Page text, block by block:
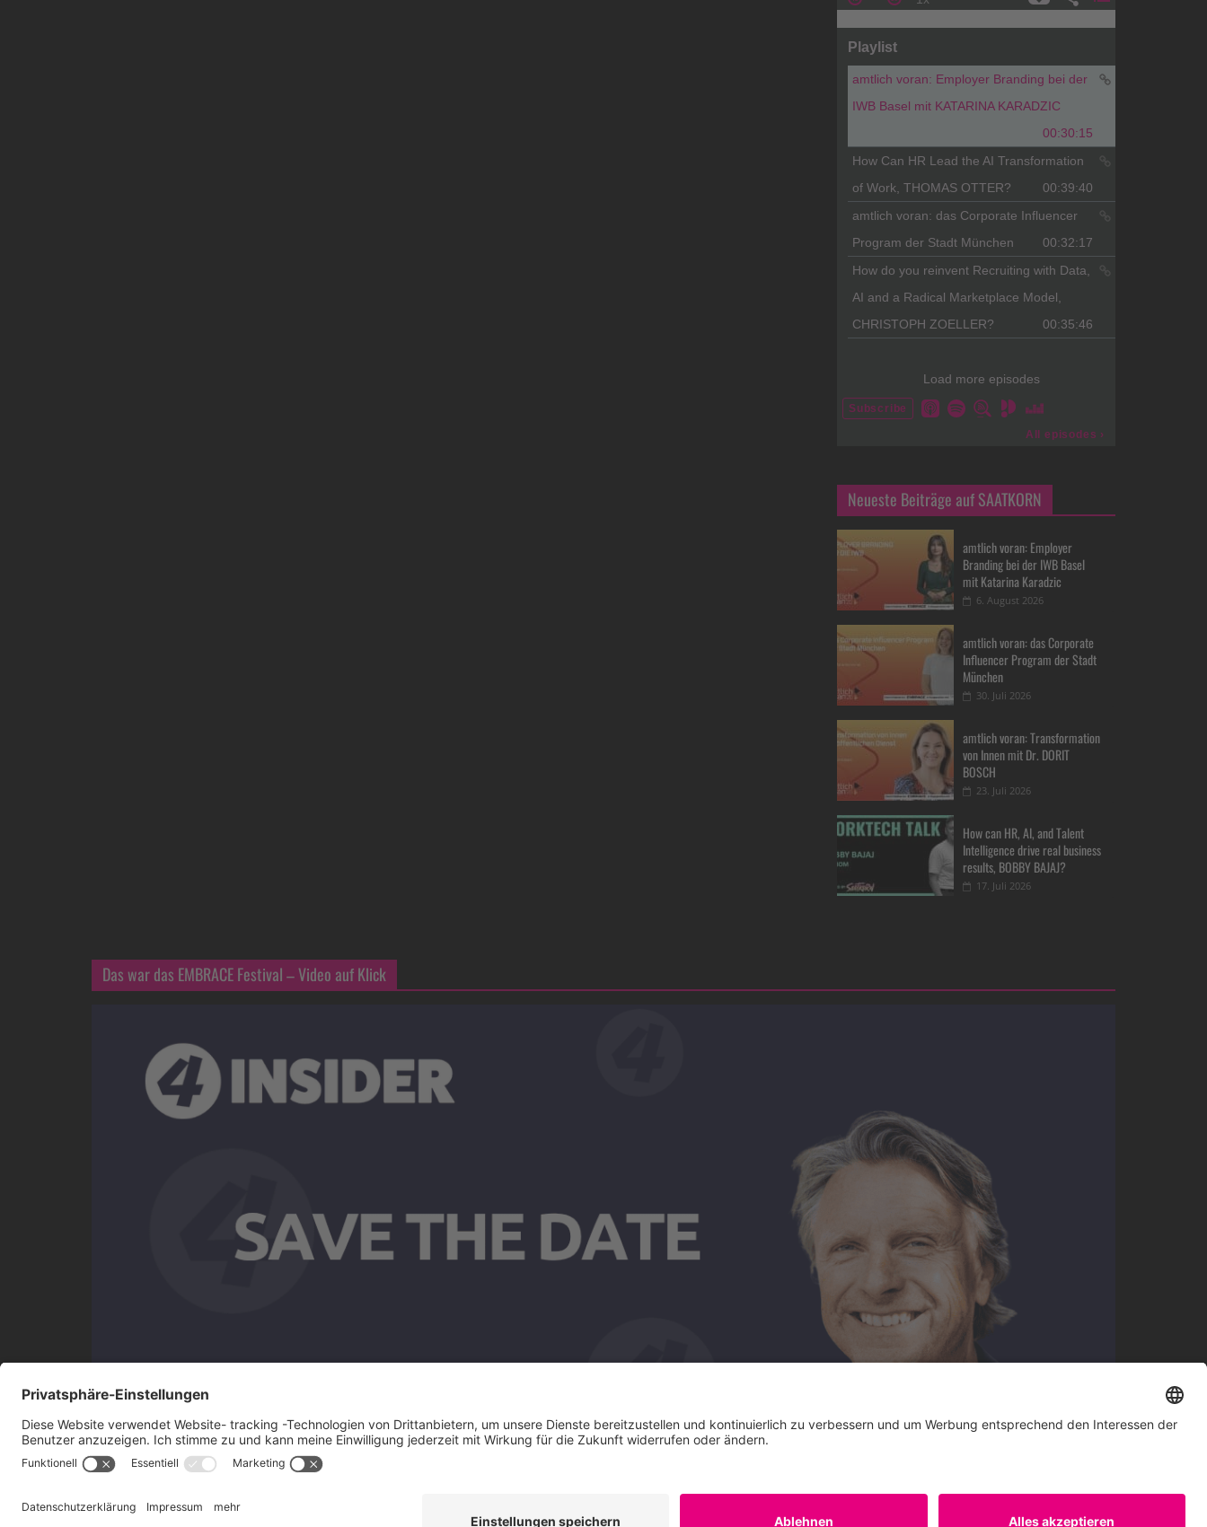
Neueste Beiträge auf SAATKORN
amtlich voran: Employer
Branding bei der IWB Basel
mit Katarina Karadzic
6. August 2026
amtlich voran: das Corporate
Influencer Program der Stadt
München
30. Juli 2026
amtlich voran: Transformation
von Innen mit Dr. DORIT
BOSCH
23. Juli 2026
How can HR, AI, and Talent
Intelligence drive real business
results, BOBBY BAJAJ?
17. Juli 2026
Das war das EMBRACE Festival – Video auf Klick